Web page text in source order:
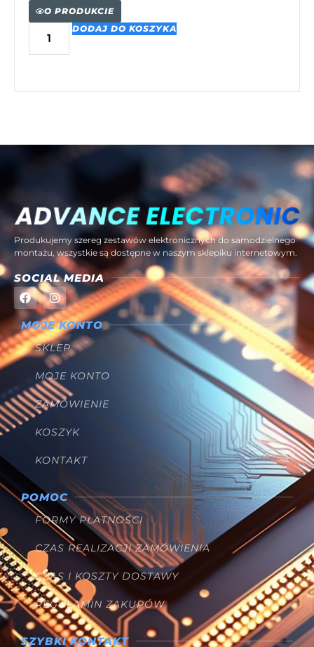
O PRODUKCIE
DODAJ DO KOSZYKA
Produkujemy szereg zestawów elektronicznych do samodzielnego
montażu, wszystkie są dostępne w naszym sklepiku internetowym.
SOCIAL MEDIA
MOJE KONTO
SKLEP
MOJE KONTO
ZAMÓWIENIE
KOSZYK
KONTAKT
POMOC
FORMY PŁATNOŚCI
CZAS REALIZACJI ZAMÓWIENIA
CZAS I KOSZTY DOSTAWY
REGULAMIN ZAKUPÓW
SZYBKI KONTAKT